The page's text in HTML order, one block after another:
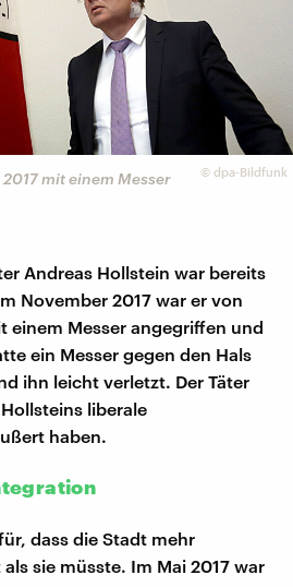
© dpa-Bildfunk
mit einem Messer
Andreas Hollstein war bereits
November 2017 war er von
einem Messer angegriffen und
ein Messer gegen den Hals
ihn leicht verletzt. Der Täter
liberale
haben.
dass die Stadt mehr
sie müsste. Im Mai 2017 war